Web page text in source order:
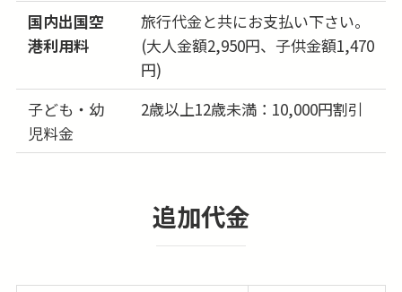
31日
(月) 418,000円 問合せる
国内出国空
港利用料
旅行代金と共にお支払い下さい。
(大人金額2,950円、子供金額1,470
円)
子ども・幼
児料金
2歳以上12歳未満：10,000円割引
追加代金